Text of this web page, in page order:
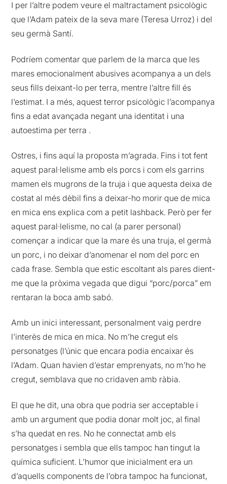
I per l’altre podem veure el maltractament psicològic
que l’Adam pateix de la seva mare (Teresa Urroz) i del
seu germà Santí.
Podríem comentar que parlem de la marca que les
mares emocionalment abusives acompanya a un dels
seus fills deixant-lo per terra, mentre l’altre fill és
l’estimat. I a més, aquest terror psicològic l’acompanya
fins a edat avançada negant una identitat i una
autoestima per terra .
Ostres, i fins aquí la proposta m’agrada. Fins i tot fent
aquest paral·lelisme amb els porcs i com els garrins
mamen els mugrons de la truja i que aquesta deixa de
costat al més dèbil fins a deixar-ho morir que de mica
en mica ens explica com a petit lashback. Però per fer
aquest paral·lelisme, no cal (a parer personal)
començar a indicar que la mare és una truja, el germà
un porc, i no deixar d’anomenar el nom del porc en
cada frase. Sembla que estic escoltant als pares dient-
me que la pròxima vegada que digui “porc/porca” em
rentaran la boca amb sabó.
Amb un inici interessant, personalment vaig perdre
l’interès de mica en mica. No m’he cregut els
personatges (l’únic que encara podia encaixar és
l’Adam. Quan havien d’estar emprenyats, no m’ho he
cregut, semblava que no cridaven amb ràbia.
El que he dit, una obra que podria ser acceptable i
amb un argument que podia donar molt joc, al final
s’ha quedat en res. No he connectat amb els
personatges i sembla que ells tampoc han tingut la
química suficient. L’humor que inicialment era un
d’aquells components de l’obra tampoc ha funcionat,